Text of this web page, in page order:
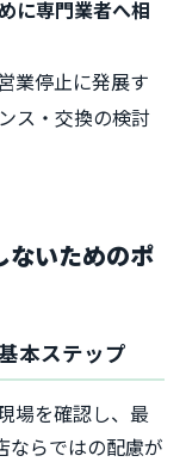
に専門業者へ相
業停止に発展す
ス・交換の検討
ないためのポ
本ステップ
場を確認し、最
ならではの配慮が